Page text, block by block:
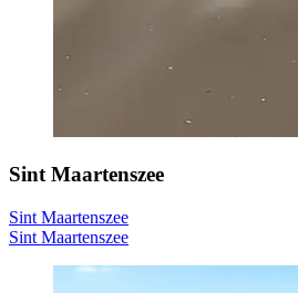
Sint Maartenszee
Sint Maartenszee
Sint Maartenszee